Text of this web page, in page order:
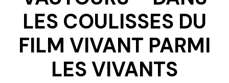
LES COULISSES DU
FILM VIVANT PARMI
LES VIVANTS